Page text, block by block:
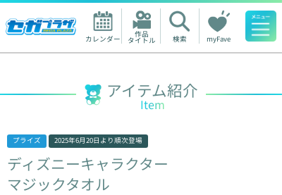
カレンダー 作品
タイトル 検索 myFave
人気ワード
アイテム紹介
Item
プライズ 2025年6月20日 より順次登場
ディズニーキャラクター
マジックタオル